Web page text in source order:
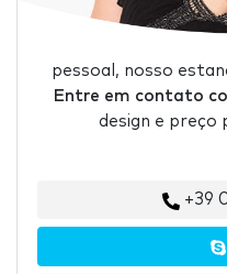
pessoal, nosso
Entre em contato
design e preço
+39